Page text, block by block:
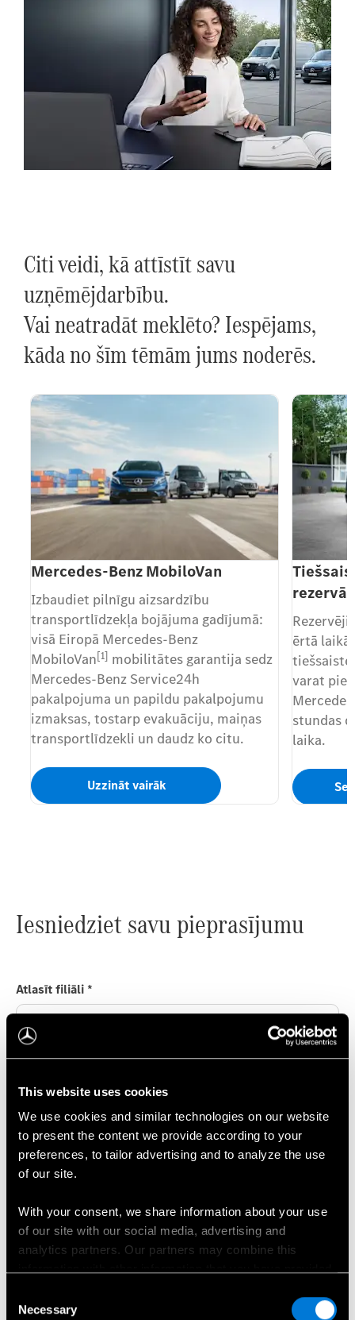
This website uses cookies
We use cookies and similar technologies on our website
to present the content we provide according to your
preferences, to tailor advertising and to analyze the use
of our site.
With your consent, we share information about your use
of our site with our social media, advertising and
analytics partners. Our partners may combine this
their services.
Selection
Necessary
Citi veidi, kā attīstīt savu
uzņēmējdarbību.
Vai neatradāt meklēto? Iespējams,
kāda no šīm tēmām jums noderēs.
Mercedes-Benz MobiloVan
Izbaudiet pilnīgu aizsardzību
transportlīdzekļa bojājuma gadījumā:
visā Eiropā Mercedes-Benz
MobiloVan[1] mobilitātes garantija sedz
Mercedes-Benz Service24h
pakalpojuma un papildu pakalpojumu
izmaksas, tostarp evakuāciju, maiņas
transportlīdzekli un daudz ko citu.
Uzzināt vairāk
ērtā
varat
stundas
laika.
Iesniedziet savu pieprasījumu
Atlasīt filiāli *
Uzruna*
Lūdzu, atlasiet ...
Vārds*
Uzvārds*